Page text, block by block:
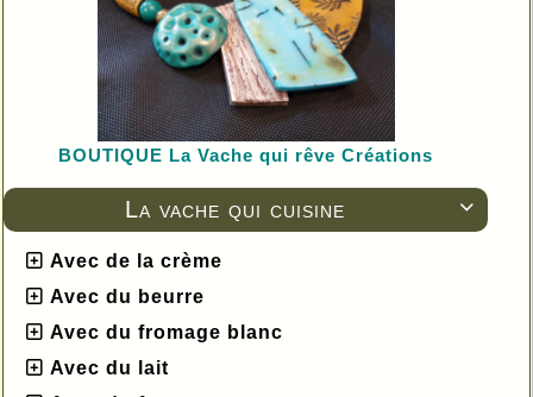
BOUTIQUE La Vache qui rêve Créations

La vache qui cuisine
Avec de la crème
Avec du beurre
Avec du fromage blanc
Avec du lait